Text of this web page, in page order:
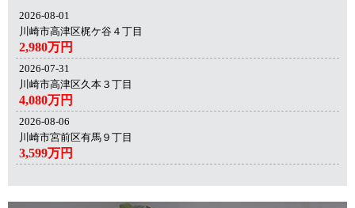
2026-08-01
川崎市高津区梶ケ谷４丁目
2,980万円
2026-07-31
川崎市高津区久本３丁目
4,080万円
2026-08-06
川崎市宮前区有馬９丁目
3,599万円